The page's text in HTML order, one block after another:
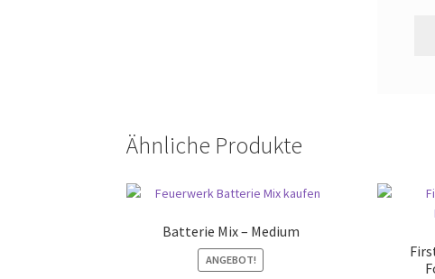
Ähnliche Produkte
Batterie Mix – Medium
ANGEBOT!